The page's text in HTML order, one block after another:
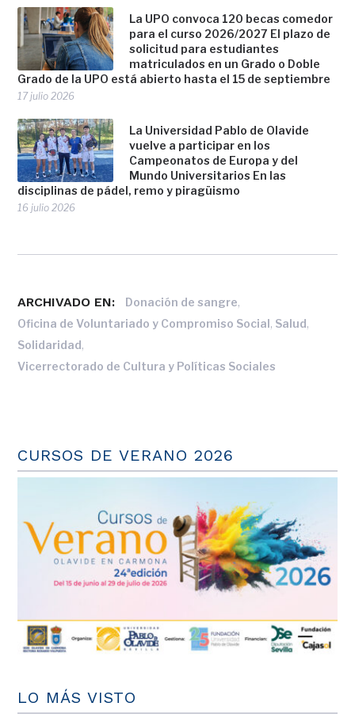
La UPO convoca 120 becas comedor
para el curso 2026/2027 El plazo de
solicitud para estudiantes
matriculados en un Grado o Doble
Grado de la UPO está abierto hasta el 15 de septiembre
17 julio 2026
La Universidad Pablo de Olavide
vuelve a participar en los
Campeonatos de Europa y del
Mundo Universitarios En las
disciplinas de pádel, remo y piragüismo
16 julio 2026
ARCHIVADO EN: Donación de sangre,
Oficina de Voluntariado y Compromiso Social, Salud,
Solidaridad,
Vicerrectorado de Cultura y Políticas Sociales
CURSOS DE VERANO 2026
LO MÁS VISTO